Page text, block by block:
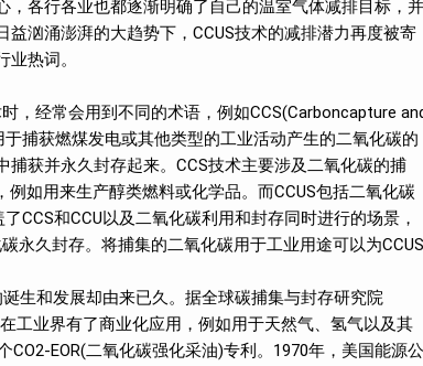
各行各业也都逐渐明确了自己的温室气体减排目标，并
汹涌澎湃的大趋势下，CCUS技术的减排潜力再度被寄
热词。
，经常会用到不同的术语，例如CCS(Carboncapture
捕获燃煤发电或其他类型的工业活动产生的二氧化碳的
获并永久封存起来。CCS技术主要涉及二氧化碳的捕
如用来生产醇类燃料或化学品。而CCUS包括二氧化碳
CCS和CCU以及二氧化碳利用和封存同时进行的场景，
永久封存。将捕集的二氧化碳用于工业用途可以为CCUS
生和发展却由来已久。据全球碳捕集与封存研究院
工业界有了商业化应用，例如用于天然气、氢气以及其
EOR(二氧化碳强化采油)专利。1970年，美国能源公